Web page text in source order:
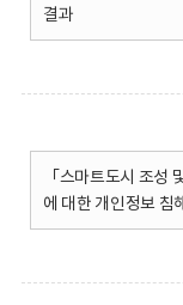
결과
「스마트도시 조성
에 대한 개인정보 침